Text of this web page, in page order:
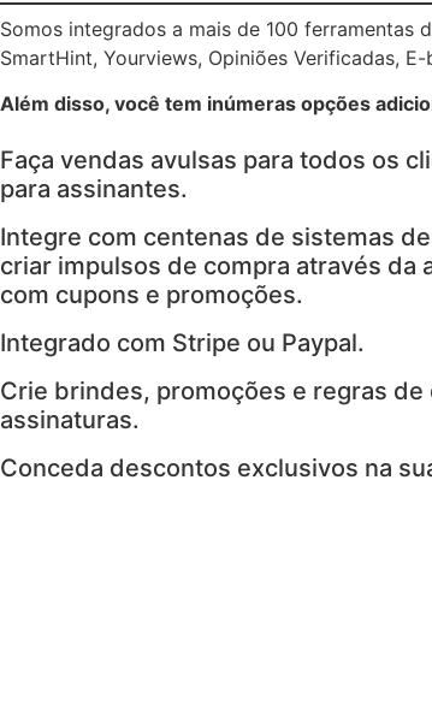
Somos integrados a mais de 100 ferramentas
SmartHint, Yourviews, Opiniões Verificadas,
Além disso, você tem inúmeras opções
Faça vendas avulsas para todos os
para assinantes.
Integre com centenas de sistemas
criar impulsos de compra através da
com cupons e promoções.
Integrado com Stripe ou Paypal.
Crie brindes, promoções e regras
assinaturas.
Conceda descontos exclusivos na